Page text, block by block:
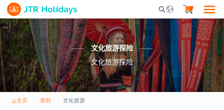
Mobile Search
文化旅游探险
文化旅游探险
主页 类别 文化旅游